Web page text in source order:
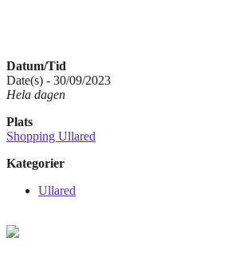
Datum/Tid
Date(s) - 30/09/2023
Hela dagen
Plats
Shopping Ullared
Kategorier
Ullared